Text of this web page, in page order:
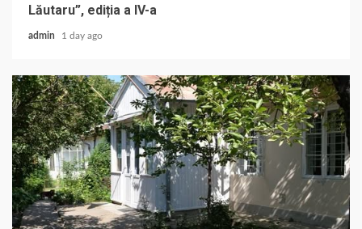
Lăutaru”, ediția a IV-a
admin 1 day ago